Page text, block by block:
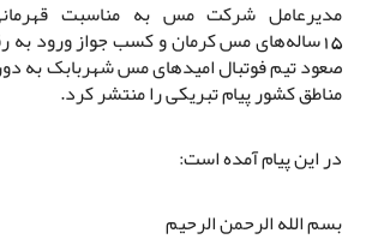
مدیرعامل شرکت مس به مناسبت
15ساله‌های مس کرمان و کسب جواز ورود به
صعود تیم فوتبال امیدهای مس شهربابک به
مناطق کشور پیام تبریکی را منتشر کرد.
در این پیام آمده است:
بسم الله الرحمن الرحیم